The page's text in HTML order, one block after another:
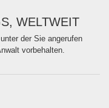
WELTWEIT
der Sie angerufen
vorbehalten.